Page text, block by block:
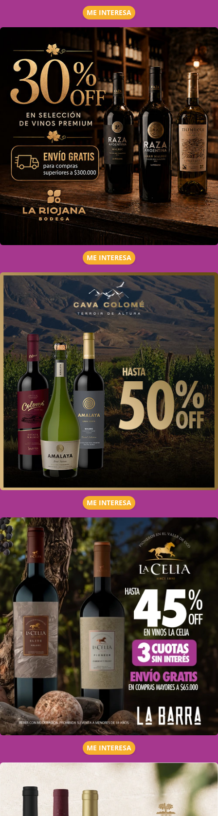
ME INTERESA
ME INTERESA
ME INTERESA
ME INTERESA